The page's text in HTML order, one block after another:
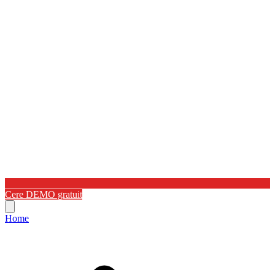
Cere DEMO gratuit
Home